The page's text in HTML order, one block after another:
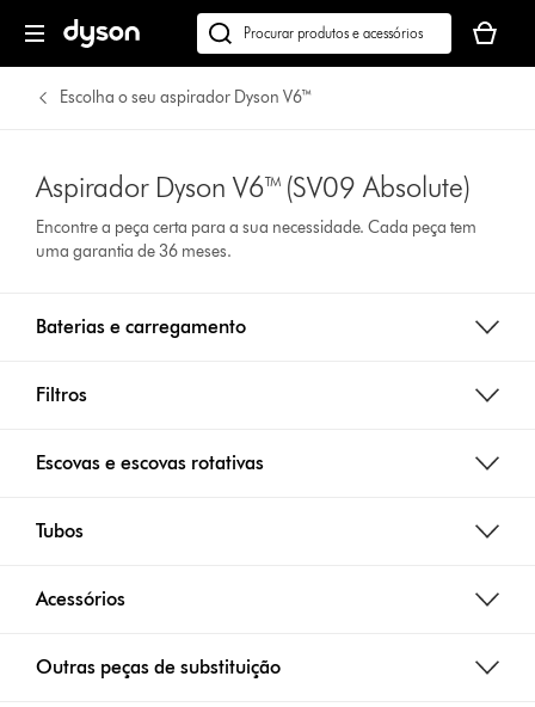
Pesquisar
em
dyson.pt
seu
cesto
Escolha o seu aspirador Dyson V6™
Aspirador Dyson V6™ (SV09 Absolute)
Encontre a peça certa para a sua necessidade. Cada peça tem
uma garantia de 36 meses.
Baterias e carregamento
Filtros
Escovas e escovas rotativas
Tubos
Acessórios
Outras peças de substituição